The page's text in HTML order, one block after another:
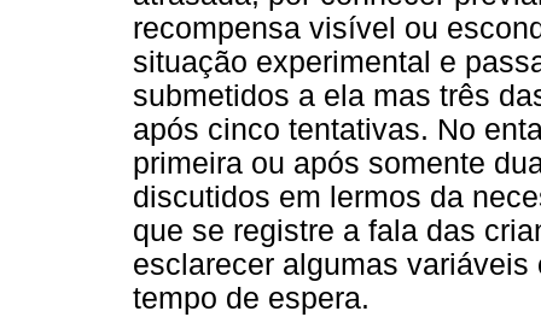
recompensa visível ou
situação experimental e
submetidos a ela mas três
após cinco tentativas. No
primeira ou após somente
discutidos em lermos da
que se registre a fala das
esclarecer algumas
tempo de espera.